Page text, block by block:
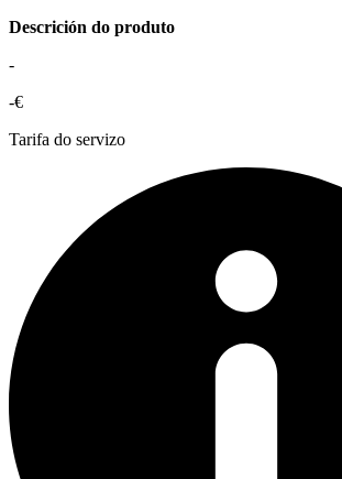
Descrición do produto
-
-€
Tarifa do servizo